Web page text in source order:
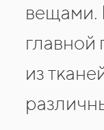
вещами.
главной
из